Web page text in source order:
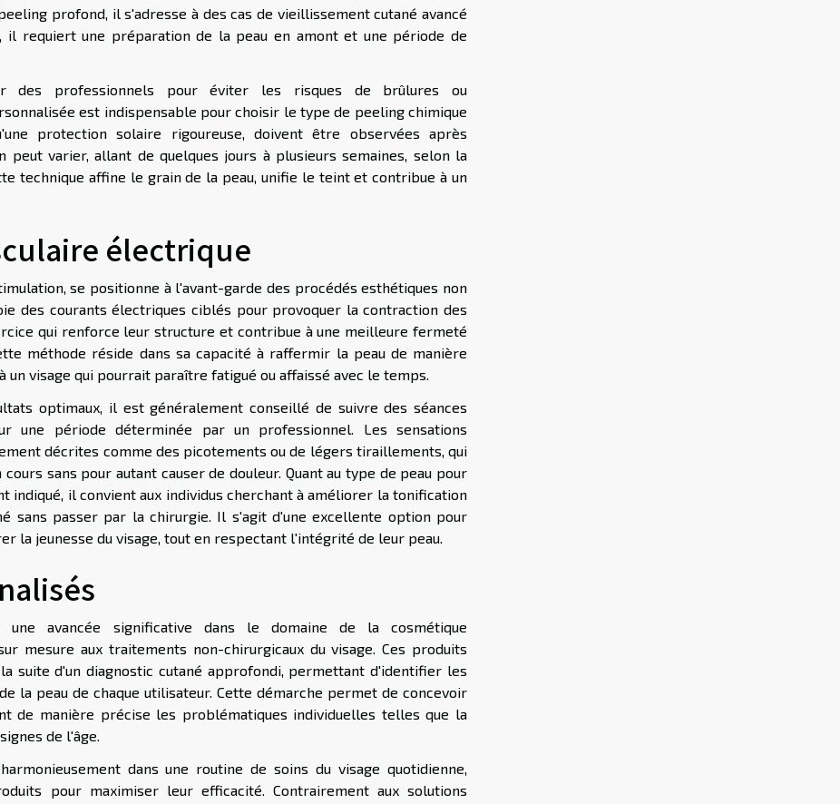
profond, il s'adresse à des cas de vieillissement cutané avancé
il requiert une préparation de la peau en amont et une période de
des professionnels pour éviter les risques de brûlures ou
est indispensable pour choisir le type de peeling chimique
protection solaire rigoureuse, doivent être observées après
peut varier, allant de quelques jours à plusieurs semaines, selon la
technique affine le grain de la peau, unifie le teint et contribue à un
électrique
se positionne à l'avant-garde des procédés esthétiques non
des courants électriques ciblés pour provoquer la contraction des
qui renforce leur structure et contribue à une meilleure fermeté
méthode réside dans sa capacité à raffermir la peau de manière
visage qui pourrait paraître fatigué ou affaissé avec le temps.
optimaux, il est généralement conseillé de suivre des séances
une période déterminée par un professionnel. Les sensations
décrites comme des picotements ou de légers tiraillements, qui
sans pour autant causer de douleur. Quant au type de peau pour
il convient aux individus cherchant à améliorer la tonification
sans passer par la chirurgie. Il s'agit d'une excellente option pour
la jeunesse du visage, tout en respectant l'intégrité de leur peau.
une avancée significative dans le domaine de la cosmétique
mesure aux traitements non-chirurgicaux du visage. Ces produits
suite d'un diagnostic cutané approfondi, permettant d'identifier les
la peau de chaque utilisateur. Cette démarche permet de concevoir
de manière précise les problématiques individuelles telles que la
de l'âge.
dans une routine de soins du visage quotidienne,
pour maximiser leur efficacité. Contrairement aux solutions